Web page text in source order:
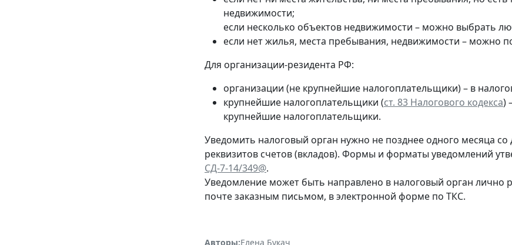
недвижимости;
если несколько объектов недвижимости – можно выбрать
если нет жилья, места пребывания, недвижимости – можно
Для организации-резидента РФ:
организации (не крупнейшие налогоплательщики) – в
крупнейшие налогоплательщики (ст. 83 Налогового кодекса)
крупнейшие налогоплательщики.
Уведомить налоговый орган нужно не позднее одного месяца
реквизитов счетов (вкладов). Формы и форматы уведомлений
СД-7-14/349@.
Уведомление может быть направлено в налоговый орган
почте заказным письмом, в электронной форме по ТКС.
Авторы:Елена Букач